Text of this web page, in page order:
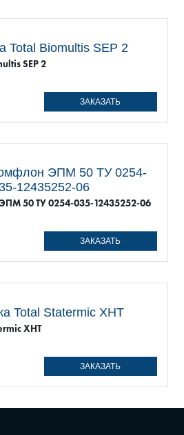
SEP 2
ЗАКАЗАТЬ
50 ТУ 0254-035-12435252-06
ЗАКАЗАТЬ
XHT
ЗАКАЗАТЬ